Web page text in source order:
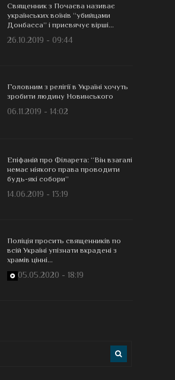
Священник з Почаєва називає
українських воїнів “убийцами
Донбасса” і присвячує вірші...
26.10.2019 - 09:44
Головним з релігії в Україні хочуть
зробити людину Новинського
06.11.2019 - 14:02
Епіфаній про Філарета: “Він взагалі
немає ніякого права проводити
будь-які собори”
14.06.2019 - 13:19
Поліція просить священників по
всій Україні упізнати вкрадені з
храмів цінні...
05.05.2020 - 18:19